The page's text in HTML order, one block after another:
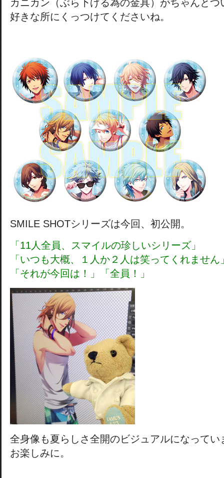
カニカン（ぶら下げる為の金具）がちゃんとつ
好きな所にくっつけてくださいね。
SMILE SHOTシリーズは今回、初公開。
「11人全員、スマイルの珍しいシリーズ」
「いつも大概、１人か２人は笑ってくれません
「それが今回は！」「全員！」
全身像も夏らしさ全開のビジュアルになってい
お楽しみに。